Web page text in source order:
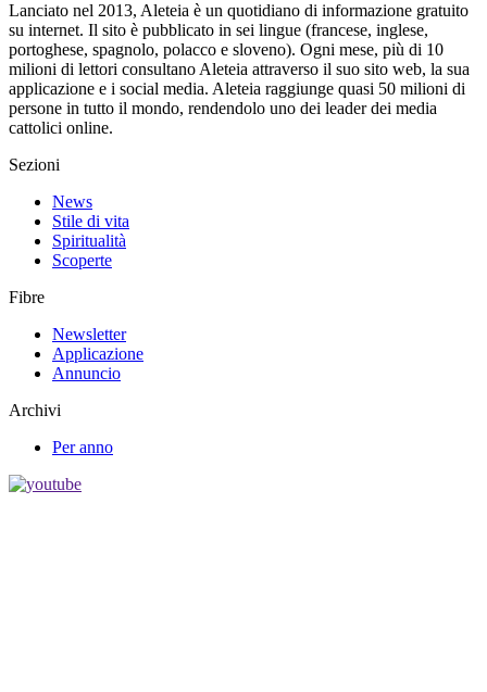
Lanciato nel 2013, Aleteia è un quotidiano di informazione gratuito
su internet. Il sito è pubblicato in sei lingue (francese, inglese,
portoghese, spagnolo, polacco e sloveno). Ogni mese, più di 10
milioni di lettori consultano Aleteia attraverso il suo sito web, la sua
applicazione e i social media. Aleteia raggiunge quasi 50 milioni di
persone in tutto il mondo, rendendolo uno dei leader dei media
cattolici online.
Sezioni
News
Stile di vita
Spiritualità
Scoperte
Fibre
Newsletter
Applicazione
Annuncio
Archivi
Per anno